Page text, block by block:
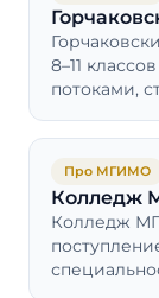
8–11
потоками,
Про МГИМО
Колледж
Колледж